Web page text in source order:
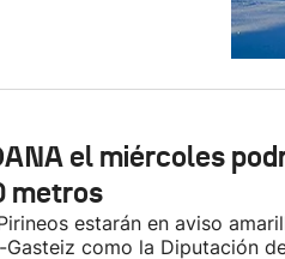
el miércoles
metros
estarán en aviso
como la Diputación